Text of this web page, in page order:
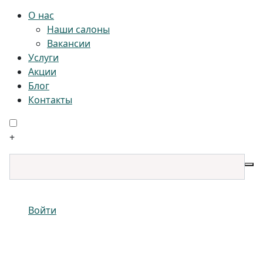
О нас
Наши салоны
Вакансии
Услуги
Акции
Блог
Контакты
+
Войти